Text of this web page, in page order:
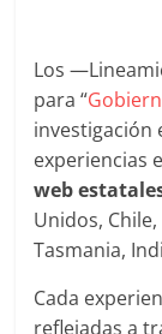
y
|
Los
para “
investigación
experiencias
web
Unidos,
Tasmania,
Cada
reflejadas a